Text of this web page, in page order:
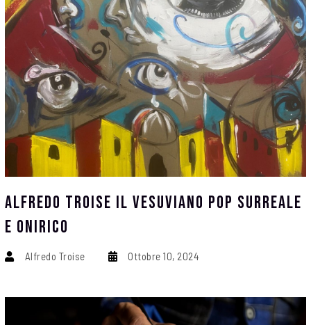
Alfredo Troise Il Vesuviano Pop Surreale
E Onirico
Alfredo Troise Ottobre 10, 2024